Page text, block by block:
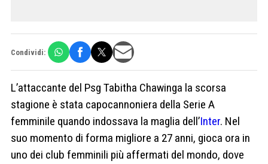
Condividi:
L’attaccante del Psg Tabitha Chawinga la scorsa
stagione è stata capocannoniera della Serie A
femminile quando indossava la maglia dell’Inter. Nel
suo momento di forma migliore a 27 anni, gioca ora in
uno dei club femminili più affermati del mondo, dove